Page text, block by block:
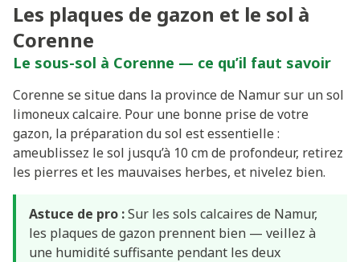
Les plaques de gazon et le sol à
Corenne
Le sous-sol à Corenne — ce qu’il faut savoir
Corenne se situe dans la province de Namur sur un sol
limoneux calcaire. Pour une bonne prise de votre
gazon, la préparation du sol est essentielle :
ameublissez le sol jusqu’à 10 cm de profondeur, retirez
les pierres et les mauvaises herbes, et nivelez bien.
Astuce de pro :Sur les sols calcaires de Namur,
les plaques de gazon prennent bien — veillez à
une humidité suffisante pendant les deux